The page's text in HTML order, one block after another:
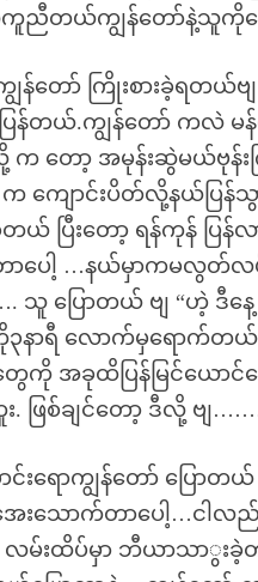
တယ်ကျွန်တော်နဲ့သူကိုလေ
ျွန်တော် ကြိုးစားခဲ့ရ
ြန်တယ်.ကျွန်တော် ကလဲ မ
တော့ အမုန်းဆွဲမယ်ဗုန်
ကျောင်းပိတ်လို့နယ်ပြ
တယ် ပြီးတော့ ရန်ကုန် ပ
ာပေါ့ …နယ်မှာကမလွတ်လ
ပြောတယ် ဗျ “ဟဲ့ ဒီနေ့
၃နာရီ လောက်မှရောက်
တွေကို အခုထိပြန်မြင်ယော
း. ဖြစ်ချင်တော့ ဒီလို့ ဗျ
းရောကျွန်တော် ပြော
းသောက်တာပေါ့…ငါလ
ာ် လမ်းထိပ်မှာ ဘီယာသာွ